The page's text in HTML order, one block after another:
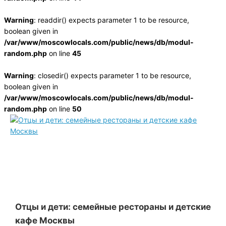
Warning: readdir() expects parameter 1 to be resource,
boolean given in
/var/www/moscowlocals.com/public/news/db/modul-
random.phpon line 45
Warning: closedir() expects parameter 1 to be resource,
boolean given in
/var/www/moscowlocals.com/public/news/db/modul-
random.phpon line 50
Отцы и дети: семейные рестораны и детские
кафе Москвы